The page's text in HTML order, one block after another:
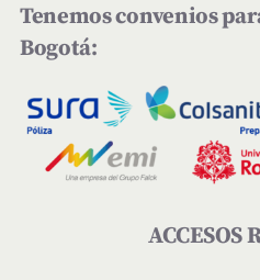
Tenemos convenios
Bogotá:
ACCESOS